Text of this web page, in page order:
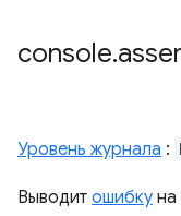
console.
Уровень журнала :
Выводит ошибку на